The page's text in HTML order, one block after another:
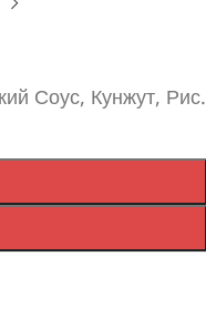
Соус, Кунжут, Рис.